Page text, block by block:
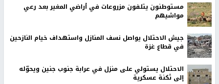
مستوطنون يتلفون مزروعات في أراضي المغير بعد رعي
مواشيهم
جيش الاحتلال يواصل نسف المنازل واستهداف خيام النازحين
في قطاع غزة
الاحتلال يستولي على منزل في عرابة جنوب جنين ويحوّله
إلى ثكنة عسكرية